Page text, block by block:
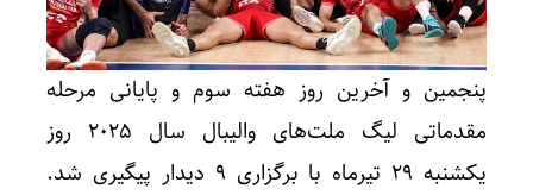
پنجمین و آخرین روز هفته سوم و پایانی مرحله
مقدماتی لیگ ملت‌های والیبال سال ۲۰۲۵ روز
یکشنبه ۲۹ تیرماه با برگزاری ۹ دیدار پیگیری شد.